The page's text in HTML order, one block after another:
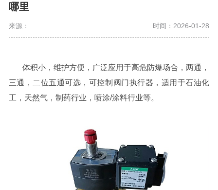
哪里
来源： 时间：2026-01-28
体积小，维护方便，广泛应用于高危防爆场合，两通，
三通，二位五通可选，可控制阀门执行器，适用于石油化
工，天然气，制药行业，喷涂/涂料行业等。